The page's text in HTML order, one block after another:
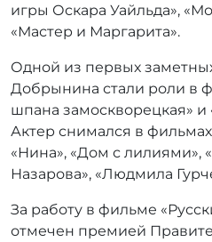
игры Оскара Уайльда»,
«Мастер и Маргарита».
Одной из первых
Добрынина стали роли в
шпана замоскворецкая» и
Актер снимался в
«Нина», «Дом с лилиями»,
Назарова», «Людмила
За работу в фильме
отмечен премией